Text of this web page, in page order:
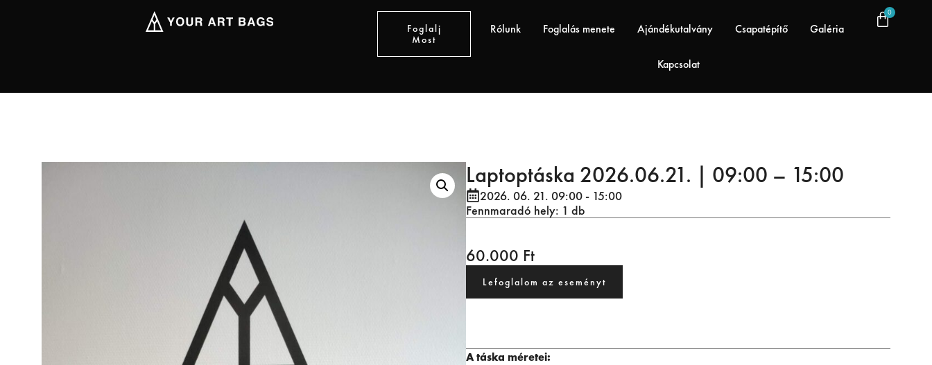
Foglalj
Most
Rólunk Foglalás menete Ajándékutalvány Csapatépítő Galéria
Kapcsolat
0
Laptoptáska 2026.06.21. | 09:00 – 15:00
2026. 06. 21. 09:00- 15:00
Fennmaradó hely: 1 db
60.000 Ft
Lefoglalom az eseményt
A táska méretei: